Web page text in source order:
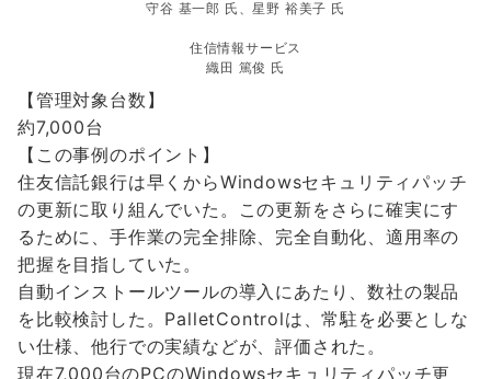
守谷 基一郎 氏、星野 裕美子 氏
住信情報サービス
織田 篤俊 氏
【管理対象台数】
約7,000台
【この事例のポイント】
住友信託銀行は早くからWindowsセキュリティパッチ
の更新に取り組んでいた。この更新をさらに確実にす
るために、手作業の完全排除、完全自動化、適用率の
把握を目指していた。
自動インストールツールの導入にあたり、数社の製品
を比較検討した。PalletControlは、常駐を必要としな
い仕様、他行での実績などが、評価された。
現在7,000台のPCのWindowsセキュリティパッチ更